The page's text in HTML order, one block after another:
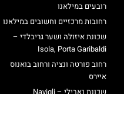
רובעים במילאנו
רחובות מרכזיים וחשובים במילאנו
שכונת איזולה ושער גריבלדי –
Isola, Porta Garibaldi
רחוב פורטה ונציה ורחוב בואנוס
איירס
שכונת נאבילי – Navigli